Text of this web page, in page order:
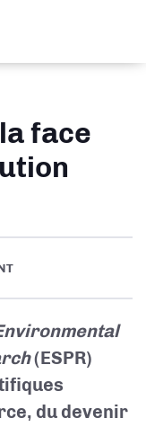
face
(ESPR)
du devenir